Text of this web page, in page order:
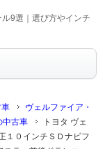
9選｜選び方やインチ
ヴェルファイア・
中古車
トヨタ ヴェ
０インチＳＤナビフ